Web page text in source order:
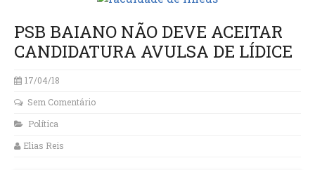
PSB BAIANO NÃO DEVE ACEITAR
CANDIDATURA AVULSA DE LÍDICE
17/04/18
Sem Comentário
Política
Elias Reis